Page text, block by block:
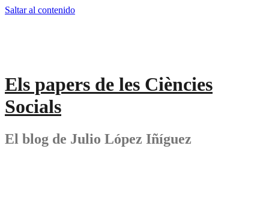
Saltar al contenido
Els papers de les Ciències
Socials
El blog de Julio López Iñíguez